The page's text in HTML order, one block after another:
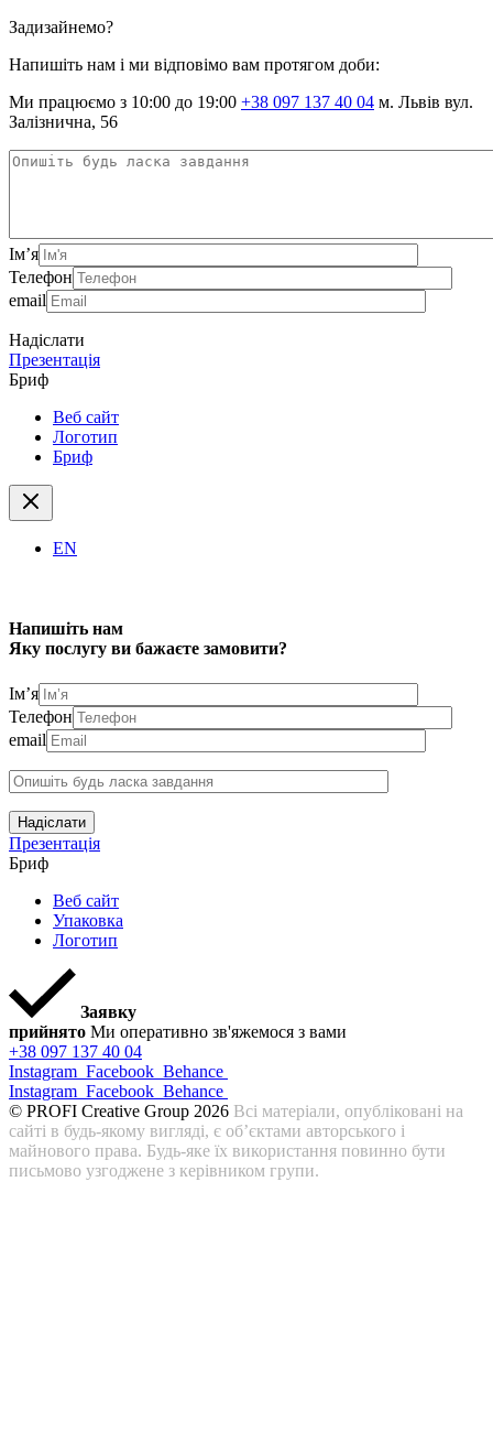
Задизайнемо?
Напишіть нам і ми відповімо вам протягом доби:
Ми працюємо з 10:00 до 19:00 +38 097 137 40 04 м. Львів вул.
Залізнична, 56
Ім’я
Телефон
email
Надіслати
Презентація
Бриф
Веб сайт
Логотип
Бриф
EN
Напишіть нам
Яку послугу ви бажаєте замовити?
Ім’я
Телефон
email
Надіслати
Презентація
Бриф
Веб сайт
Упаковка
Логотип
Заявку
прийнято Ми оперативно зв'яжемося з вами
+38 097 137 40 04
Instagram Facebook Behance
Instagram Facebook Behance
© PROFI Creative Group 2026 Всі матеріали, опубліковані на
сайті в будь-якому вигляді, є об’єктами авторського і
майнового права. Будь-яке їх використання повинно бути
письмово узгоджене з керівником групи.